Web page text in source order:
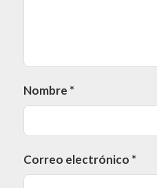
Nombre *
Correo electrónico *